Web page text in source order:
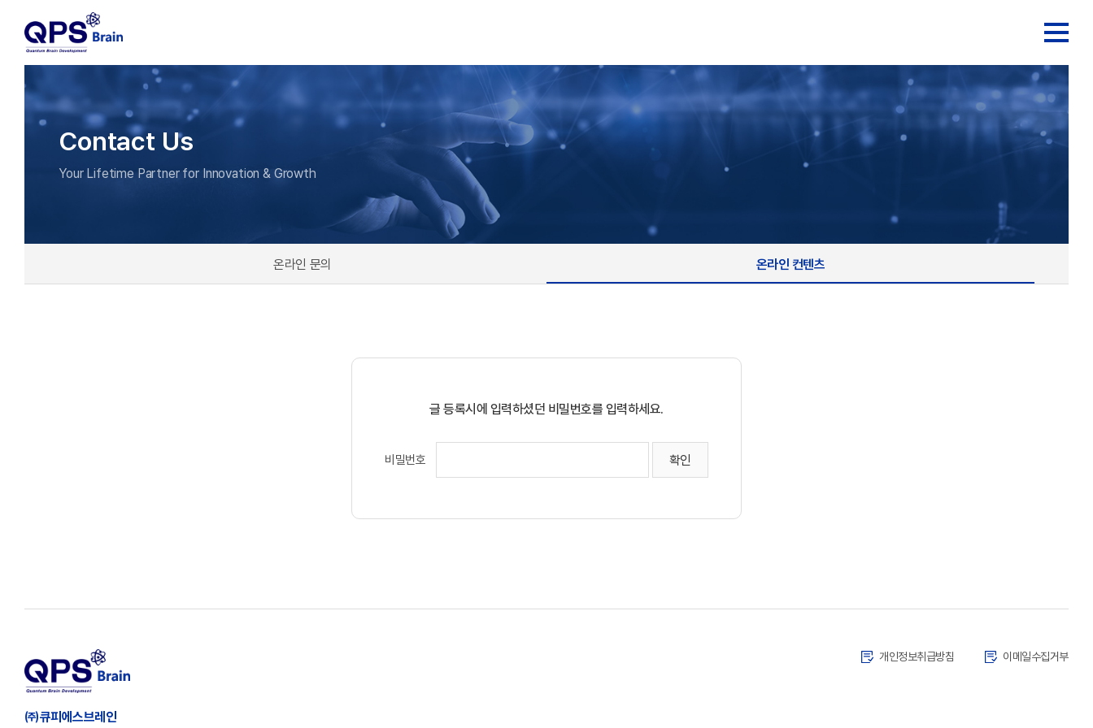
Contact Us
Your Lifetime Partner for Innovation & Growth
온라인 문의 온라인 컨텐츠
글 등록시에 입력하셨던 비밀번호를 입력하세요.
비밀번호
㈜큐피에스브레인
개인정보취급방침 이메일수집거부